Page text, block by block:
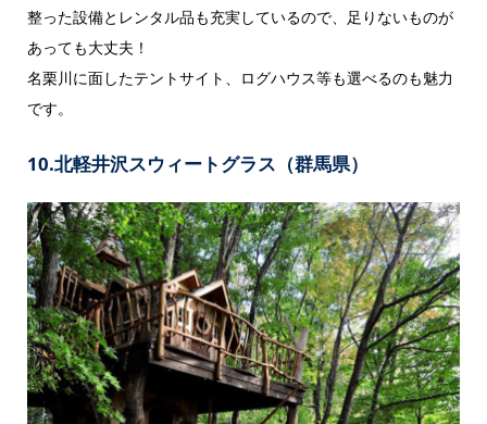
整った設備とレンタル品も充実しているので、足りないものが
あっても大丈夫！
名栗川に面したテントサイト、ログハウス等も選べるのも魅力
です。
10.北軽井沢スウィートグラス（群馬県）